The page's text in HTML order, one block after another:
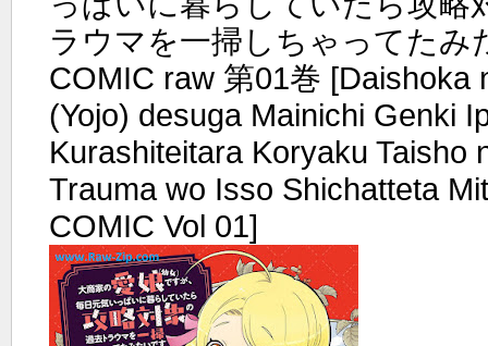
ラウマを一掃しちゃってたみ
COMIC raw 第01巻 [Daishoka
(Yojo) desuga Mainichi Genki
Kurashiteitara Koryaku Taisho
Trauma wo Isso Shichatteta
COMIC Vol 01]